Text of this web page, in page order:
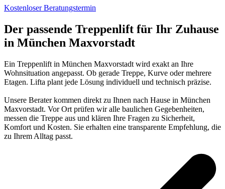
Kostenloser Beratungstermin
Der passende Treppenlift für Ihr Zuhause
in München Maxvorstadt
Ein Treppenlift in München Maxvorstadt wird exakt an Ihre
Wohnsituation angepasst. Ob gerade Treppe, Kurve oder mehrere
Etagen. Lifta plant jede Lösung individuell und technisch präzise.
Unsere Berater kommen direkt zu Ihnen nach Hause in München
Maxvorstadt. Vor Ort prüfen wir alle baulichen Gegebenheiten,
messen die Treppe aus und klären Ihre Fragen zu Sicherheit,
Komfort und Kosten. Sie erhalten eine transparente Empfehlung, die
zu Ihrem Alltag passt.